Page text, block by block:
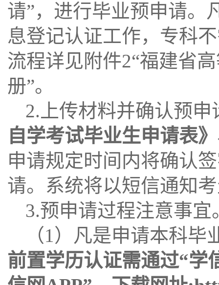
请”，进行毕业预申请。
息登记认证工作，专科
流程详见附件2“福建省
册”。
2.上传材料并确认预
自学考试毕业生申请表
申请规定时间内将确认
请。系统将以短信通知
3.预申请过程注意事宜
（1）凡是申请本科
前置学历认证需通过“学